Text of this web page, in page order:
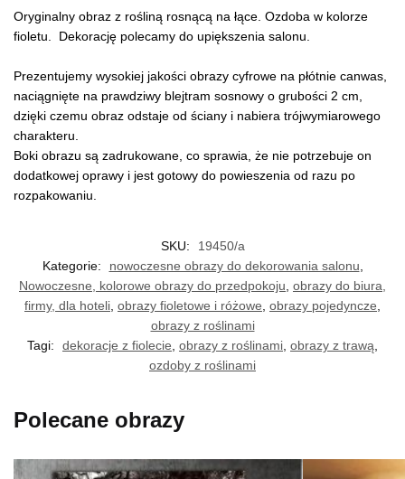
Oryginalny obraz z rośliną rosnącą na łące. Ozdoba w kolorze
fioletu. Dekorację polecamy do upiększenia salonu.
Prezentujemy wysokiej jakości obrazy cyfrowe na płótnie canwas,
naciągnięte na prawdziwy blejtram sosnowy o grubości 2 cm,
dzięki czemu obraz odstaje od ściany i nabiera trójwymiarowego
charakteru.
Boki obrazu są zadrukowane, co sprawia, że nie potrzebuje on
dodatkowej oprawy i jest gotowy do powieszenia od razu po
rozpakowaniu.
SKU:
19450/a
Kategorie:
nowoczesne obrazy do dekorowania salonu
Nowoczesne, kolorowe obrazy do przedpokoju obrazy do biura,
firmy, dla hoteli obrazy fioletowe i różowe obrazy pojedyncze
obrazy z roślinami
Tagi:
dekoracje z fiolecie obrazy z roślinami obrazy z trawą
ozdoby z roślinami
Polecane obrazy